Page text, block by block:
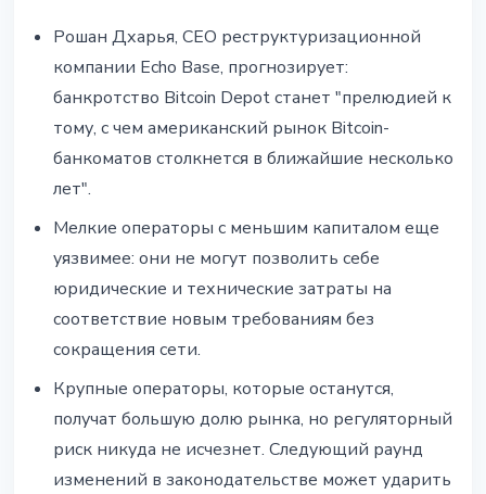
Рошан Дхарья, CEO реструктуризационной
компании Echo Base, прогнозирует:
банкротство Bitcoin Depot станет "прелюдией к
тому, с чем американский рынок Bitcoin-
банкоматов столкнется в ближайшие несколько
лет".
Мелкие операторы с меньшим капиталом еще
уязвимее: они не могут позволить себе
юридические и технические затраты на
соответствие новым требованиям без
сокращения сети.
Крупные операторы, которые останутся,
получат большую долю рынка, но регуляторный
риск никуда не исчезнет. Следующий раунд
изменений в законодательстве может ударить